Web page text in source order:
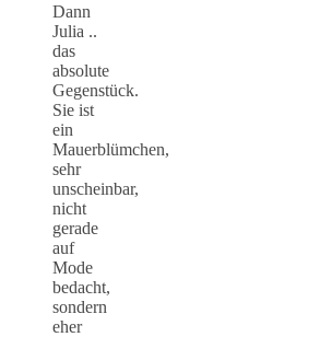
Dann
Julia ..
das
absolute
Gegenstück.
Sie ist
ein
Mauerblümchen,
sehr
unscheinbar,
nicht
gerade
auf
Mode
bedacht,
sondern
eher